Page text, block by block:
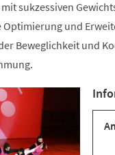
sukzessiven
Optimierung und
Beweglichkeit und